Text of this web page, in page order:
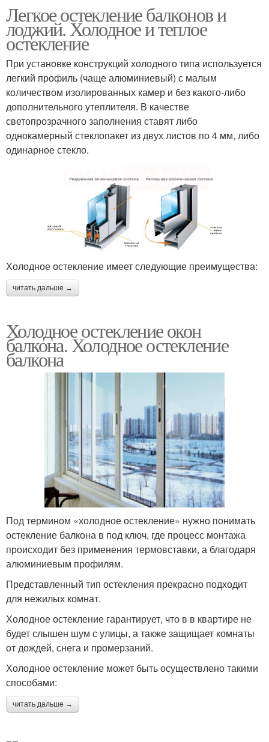
Легкое остекление балконов и
лоджий. Холодное и теплое
остекление
При установке конструкций холодного типа используется
легкий профиль (чаще алюминиевый) с малым
количеством изолированных камер и без какого-либо
дополнительного утеплителя. В качестве
светопрозрачного заполнения ставят либо
однокамерный стеклопакет из двух листов по 4 мм, либо
одинарное стекло.
Холодное остекление имеет следующие преимущества:
читать дальше →
Холодное остекление окон
балкона. Холодное остекление
балкона
Под термином «холодное остекление» нужно понимать
остекление балкона в под ключ, где процесс монтажа
происходит без применения термовставки, а благодаря
алюминиевым профилям.
Представленный тип остекления прекрасно подходит
для нежилых комнат.
Холодное остекление гарантирует, что в в квартире не
будет слышен шум с улицы, а также защищает комнаты
от дождей, снега и промерзаний.
Холодное остекление может быть осуществлено такими
способами:
читать дальше →